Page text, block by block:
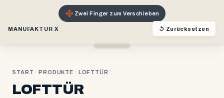
Zwei Finger zum Verschieben
MANUFAKTUR X ↺ Zurücksetzen
START ·PRODUKTE · LOFTTÜR
LOFTTÜR